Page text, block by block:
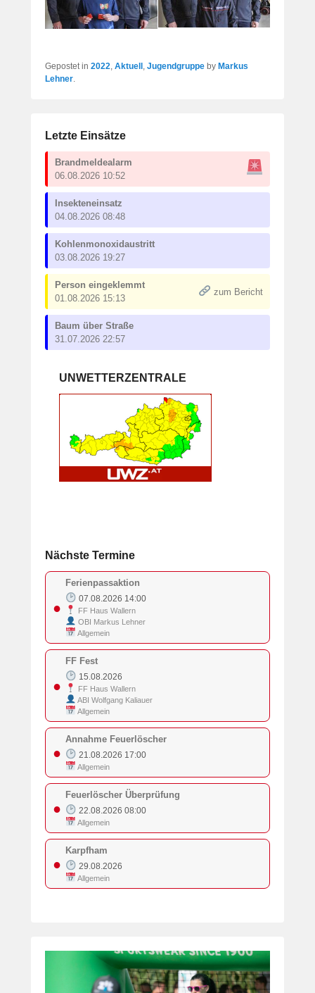
Gepostet in 2022, Aktuell , Jugendgruppe by Markus
Lehner.
Letzte Einsätze
Brandmeldealarm
06.08.2026 10:52
Insekteneinsatz
04.08.2026 08:48
Kohlenmonoxidaustritt
03.08.2026 19:27
Person eingeklemmt
01.08.2026 15:13
zum Bericht
Baum über Straße
31.07.2026 22:57
UNWETTERZENTRALE
Nächste Termine
●
Ferienpassaktion
07.08.2026 14:00
FF Haus Wallern
OBI Markus Lehner
Allgemein
●
FF Fest
15.08.2026
FF Haus Wallern
ABI Wolfgang Kaliauer
Allgemein
●
Annahme Feuerlöscher
21.08.2026 17:00
Allgemein
●
Feuerlöscher Überprüfung
22.08.2026 08:00
Allgemein
●
Karpfham
29.08.2026
Allgemein